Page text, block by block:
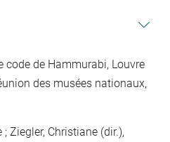
code de Hammurabi, Louvre
des musées nationaux,
Ziegler, Christiane (dir.),